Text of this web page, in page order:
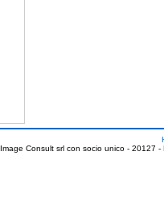
Image Consult srl con socio unico - 20127